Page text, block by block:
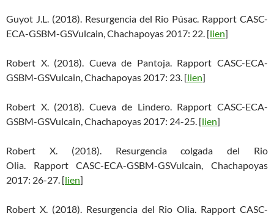
Guyot J.L. (2018). Resurgencia del Rio Púsac. Rapport CASC-
ECA-GSBM-GSVulcain, Chachapoyas 2017: 22. [lien]
Robert X. (2018). Cueva de Pantoja. Rapport CASC-ECA-
GSBM-GSVulcain, Chachapoyas 2017: 23. [lien]
Robert X. (2018). Cueva de Lindero. Rapport CASC-ECA-
GSBM-GSVulcain, Chachapoyas 2017: 24-25. [lien]
Robert X. (2018). Resurgencia colgada del Rio
Olia. Rapport CASC-ECA-GSBM-GSVulcain, Chachapoyas
2017: 26-27. [lien]
Robert X. (2018). Resurgencia del Rio Olia. Rapport CASC-